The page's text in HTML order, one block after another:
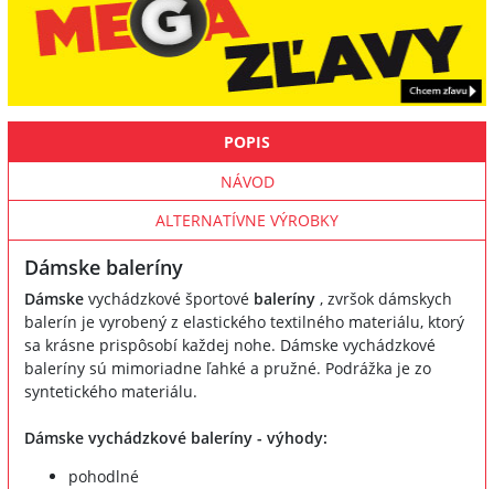
POPIS
NÁVOD
ALTERNATÍVNE VÝROBKY
Dámske baleríny
Dámske vychádzkové športové baleríny , zvršok dámskych
balerín je vyrobený z elastického textilného materiálu, ktorý
sa krásne prispôsobí každej nohe. Dámske vychádzkové
baleríny sú mimoriadne ľahké a pružné. Podrážka je zo
syntetického materiálu.
Dámske vychádzkové baleríny - výhody:
pohodlné